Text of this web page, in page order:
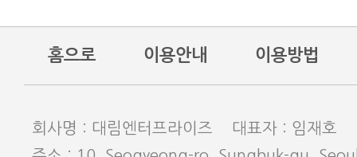
홈으로 이용안내 이용방법
회사명 : 대림엔터프라이즈 대표자 : 임재호